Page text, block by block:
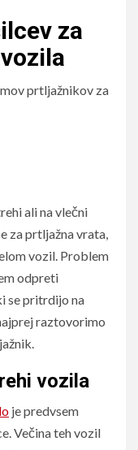
za
prtljažnikov za
ali na vlečni
za prtljažna vrata,
vozil. Problem
odpreti
se pritrdijo na
raztovorimo
vozila
je predvsem
Večina teh vozil